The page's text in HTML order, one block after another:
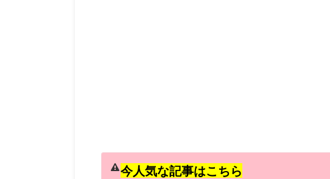
今人気な記事はこちら